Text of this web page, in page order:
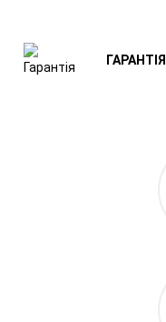
ГАРАНТІЯ